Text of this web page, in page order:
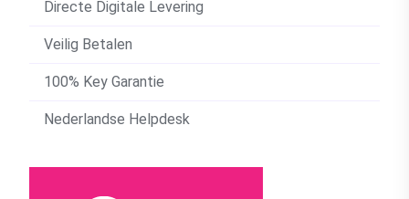
Directe Digitale Levering
Veilig Betalen
100% Key Garantie
Nederlandse Helpdesk